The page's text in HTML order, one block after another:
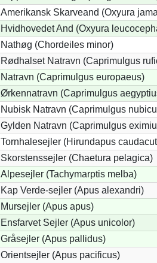
Amerikansk Skarveand (Oxyura
Hvidhovedet And (Oxyura
Nathøg (Chordeiles minor)
Rødhalset Natravn (Caprimulgus
Natravn (Caprimulgus europaeus)
Ørkennatravn (Caprimulgus
Nubisk Natravn (Caprimulgus
Gylden Natravn (Caprimulgus
Tornhalesejler (Hirundapus
Skorstenssejler (Chaetura pelagica)
Alpesejler (Tachymarptis melba)
Kap Verde-sejler (Apus alexandri)
Mursejler (Apus apus)
Ensfarvet Sejler (Apus unicolor)
Gråsejler (Apus pallidus)
Orientsejler (Apus pacificus)